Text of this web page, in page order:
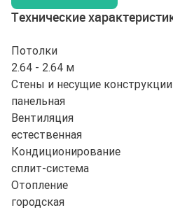
Технические
Потолки
2.64 - 2.64 м
Стены и несущие конструкции
панельная
Вентиляция
естественная
Кондиционирование
сплит-система
Отопление
городская